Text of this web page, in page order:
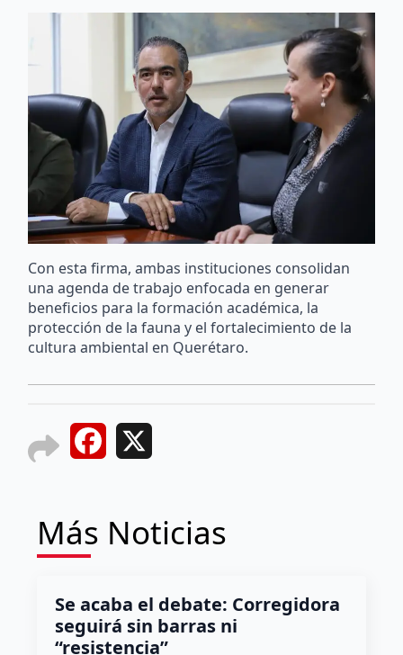
Con esta firma, ambas instituciones consolidan
una agenda de trabajo enfocada en generar
beneficios para la formación académica, la
protección de la fauna y el fortalecimiento de la
cultura ambiental en Querétaro.
Facebook
Más Noticias
Se acaba el debate: Corregidora
seguirá sin barras ni
“resistencia”